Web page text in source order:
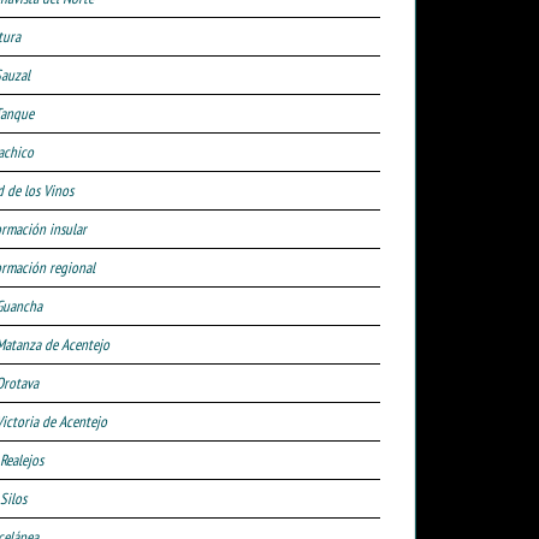
de los Vinos
insular
regional
de Acentejo
de Acentejo